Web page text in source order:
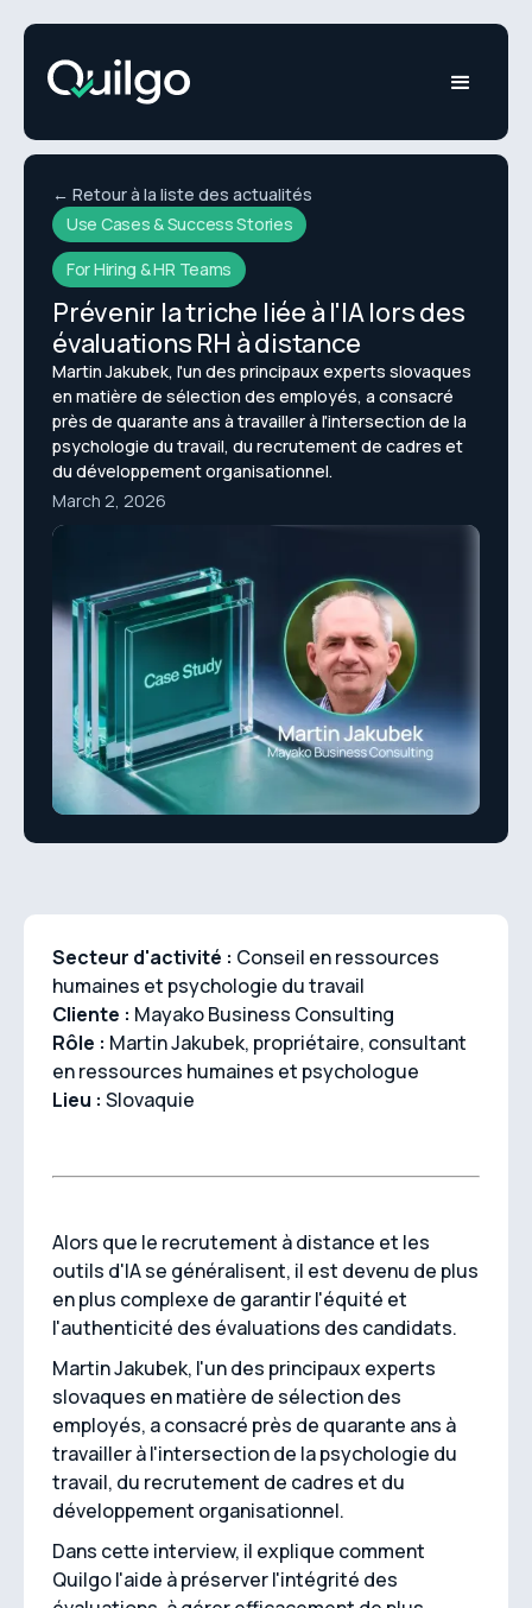
← Retour à la liste des actualités
Use Cases & Success Stories
For Hiring & HR Teams
Prévenir la triche liée à l'IA lors des
évaluations RH à distance
Martin Jakubek, l'un des principaux experts slovaques
en matière de sélection des employés, a consacré
près de quarante ans à travailler à l'intersection de la
psychologie du travail, du recrutement de cadres et
du développement organisationnel.
March 2, 2026
Secteur d'activité : Conseil en ressources
humaines et psychologie du travail
Cliente : Mayako Business Consulting
Rôle : Martin Jakubek, propriétaire, consultant
en ressources humaines et psychologue
Lieu : Slovaquie
Alors que le recrutement à distance et les
outils d'IA se généralisent, il est devenu de plus
en plus complexe de garantir l'équité et
l'authenticité des évaluations des candidats.
Martin Jakubek, l'un des principaux experts
slovaques en matière de sélection des
employés, a consacré près de quarante ans à
travailler à l'intersection de la psychologie du
travail, du recrutement de cadres et du
développement organisationnel.
Dans cette interview, il explique comment
Quilgo l'aide à préserver l'intégrité des